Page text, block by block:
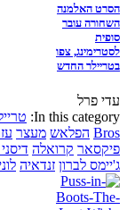
הסרט האלמנה
השחורה עובר
סופית
לסטרימינג, צפו
בטריילר החדש
עדי פרל
In this category:
Bros הפלאש מעצר
פיקסאר קרואלה
ג'יימס לברון זנדאיה